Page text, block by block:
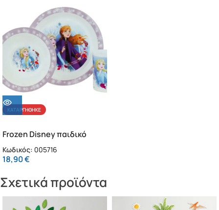
ΚΑΤΑΡΓΉΘΗΚΕ
Frozen Disney παιδικό
σερβίτσιο φαγητού
Κωδικός: 005716
18,90€
Σχετικά προϊόντα